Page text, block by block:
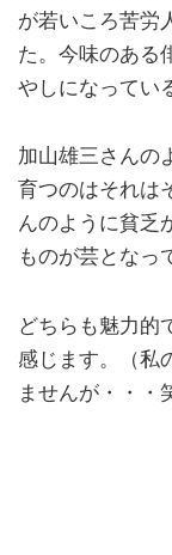
が若いころ苦労
た。今味のある
やしになってい
加山雄三さんの
育つのはそれは
んのように貧乏
ものが芸となっ
どちらも魅力的
感じます。（私
ませんが・・・